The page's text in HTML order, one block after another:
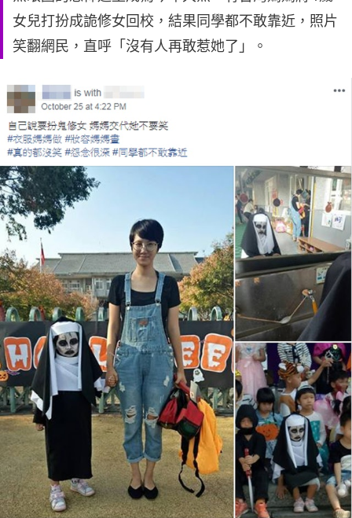
女兒打扮成詭修女回校，結果同學都不敢靠近，照片
笑翻網民，直呼「沒有人再敢惹她了」。